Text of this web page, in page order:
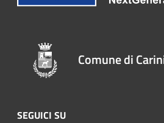
Comune di
SEGUICI SU